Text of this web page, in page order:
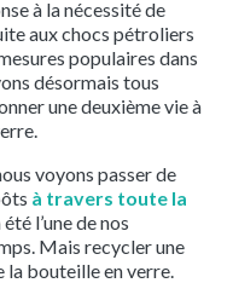
à la nécessité de
aux chocs pétroliers
populaires dans
désormais tous
une deuxième vie à
voyons passer de
à travers toute la
l’une de nos
Mais recycler une
la bouteille en verre.